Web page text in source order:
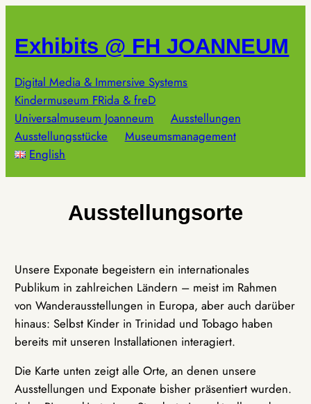
springen
Exhibits @ FH JOANNEUM
Digital Media & Immersive Systems
Kindermuseum FRida & freD
Universalmuseum Joanneum
Ausstellungen
Ausstellungsstücke
Museumsmanagement
English
Ausstellungsorte
Unsere Exponate begeistern ein internationales
Publikum in zahlreichen Ländern – meist im Rahmen
von Wanderausstellungen in Europa, aber auch darüber
hinaus: Selbst Kinder in Trinidad und Tobago haben
bereits mit unseren Installationen interagiert.
Die Karte unten zeigt alle Orte, an denen unsere
Ausstellungen und Exponate bisher präsentiert wurden.